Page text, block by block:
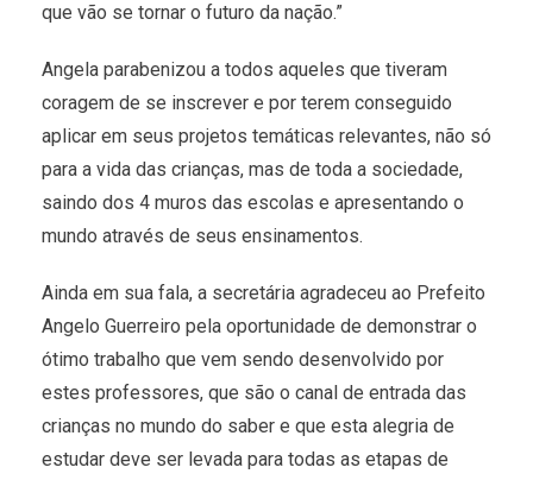
que vão se tornar o futuro da nação.”
Angela parabenizou a todos aqueles que tiveram
coragem de se inscrever e por terem conseguido
aplicar em seus projetos temáticas relevantes, não só
para a vida das crianças, mas de toda a sociedade,
saindo dos 4 muros das escolas e apresentando o
mundo através de seus ensinamentos.
Ainda em sua fala, a secretária agradeceu ao Prefeito
Angelo Guerreiro pela oportunidade de demonstrar o
ótimo trabalho que vem sendo desenvolvido por
estes professores, que são o canal de entrada das
crianças no mundo do saber e que esta alegria de
estudar deve ser levada para todas as etapas de